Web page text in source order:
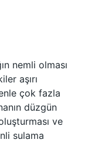
nemli olması
aşırı
çok fazla
düzgün
ve
sulama